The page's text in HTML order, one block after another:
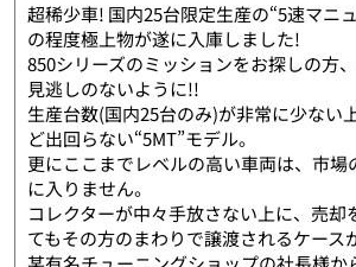
超稀少車! 国内25台限定生産の“5速マニュ
の程度極上物が遂に入庫しました!
850シリーズのミッションをお探しの方
見逃しのないように!!
生産台数(国内25台のみ)が非常に少ない
ど出回らない“5MT”モデル。
更にここまでレベルの高い車両は、市場
に入りません。
コレクターが中々手放さない上に、売却
てもその方のまわりで譲渡されるケース